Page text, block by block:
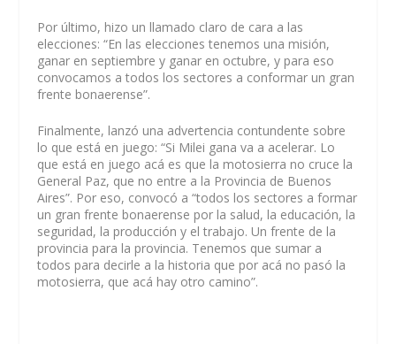
Por último, hizo un llamado claro de cara a las
elecciones: “En las elecciones tenemos una misión,
ganar en septiembre y ganar en octubre, y para eso
convocamos a todos los sectores a conformar un gran
frente bonaerense”.
Finalmente, lanzó una advertencia contundente sobre
lo que está en juego: “Si Milei gana va a acelerar. Lo
que está en juego acá es que la motosierra no cruce la
General Paz, que no entre a la Provincia de Buenos
Aires”. Por eso, convocó a “todos los sectores a formar
un gran frente bonaerense por la salud, la educación, la
seguridad, la producción y el trabajo. Un frente de la
provincia para la provincia. Tenemos que sumar a
todos para decirle a la historia que por acá no pasó la
motosierra, que acá hay otro camino”.